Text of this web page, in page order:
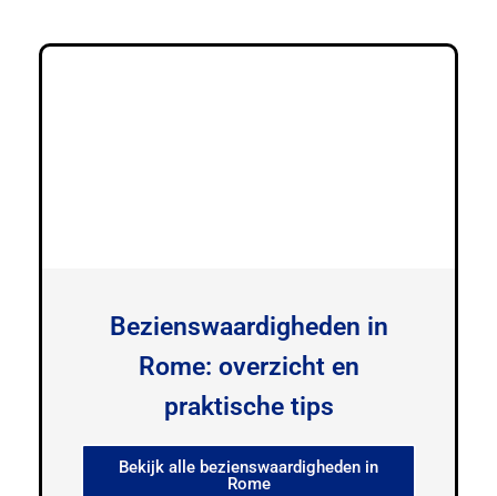
Bezienswaardigheden in
Rome: overzicht en
praktische tips
Bekijk alle bezienswaardigheden in
Rome